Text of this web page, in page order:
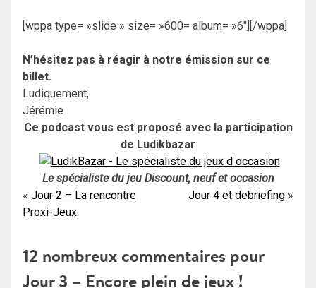
[wppa type= »slide » size= »600= album= »6″][/wppa]
N’hésitez pas à réagir à notre émission sur ce
billet.
Ludiquement,
Jérémie
Ce podcast vous est proposé avec la participation
de Ludikbazar
Le spécialiste du jeu Discount, neuf et occasion
Navigation
de
l’article
Jour 2 – La rencontre
Proxi-Jeux
Jour 4 et debriefing
12 nombreux commentaires pour
Jour 3 – Encore plein de jeux !